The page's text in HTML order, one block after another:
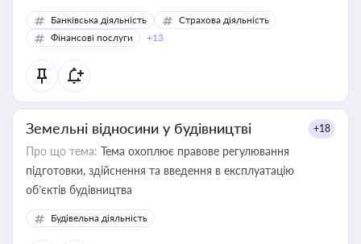
Банківська діяльність
Страхова діяльність
Фінансові послуги
+13
Земельні відносини у будівництві +18
Про що тема: Тема охоплює правове регулювання
підготовки, здійснення та введення в експлуатацію
об’єктів будівництва
Будівельна діяльність